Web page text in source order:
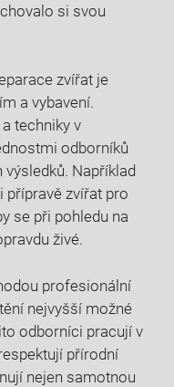
‍si svou
zvířat je
a ​vybavení.
​techniky v
odborníků
Například
přípravě zvířat pro
se při pohledu⁣ na
živé.
profesionální
nejvyšší možné
odborníci ‍pracují ​v
přírodní
nejen samotnou⁣